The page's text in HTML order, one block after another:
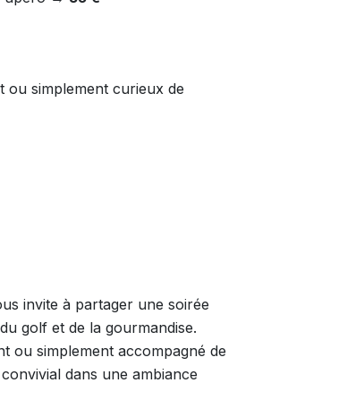
simplement curieux de
invite à partager une soirée
golf et de la gourmandise.
ou simplement accompagné de
dans une ambiance